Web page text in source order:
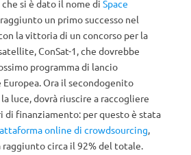
si è dato il nome di Space
un primo successo nel
la vittoria di un concorso per la
ConSat-1, che dovrebbe
programma di lancio
Europea. Ora il secondogenito
luce, dovrà riuscire a raccogliere
di finanziamento: per questo è stata
online di crowdsourcing,
raggiunto circa il 92% del totale.